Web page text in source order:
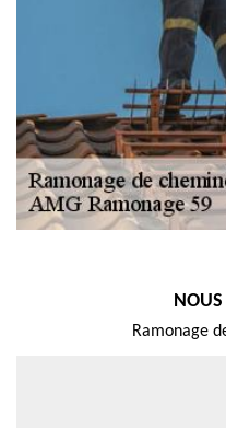
NOUS
Ramonage